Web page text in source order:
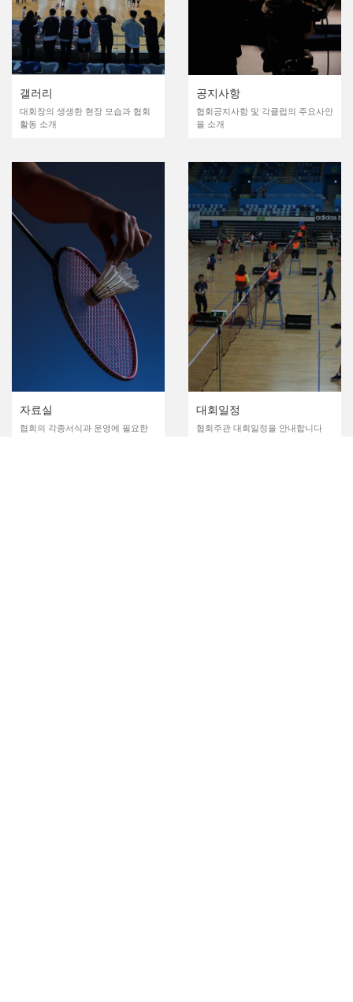
갤러리
대회장의 생생한 현장 모습과 협회
활동 소개
공지사항
협회공지사항 및 각클럽의 주요사안
을 소개
자료실
협회의 각종서식과 운영에 필요한
대회일정
협회주관 대회일정을 안내합니다